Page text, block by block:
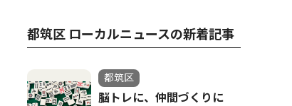
都筑区 ローカルニュースの新着記事
都筑区
脳トレに、仲間づくりに